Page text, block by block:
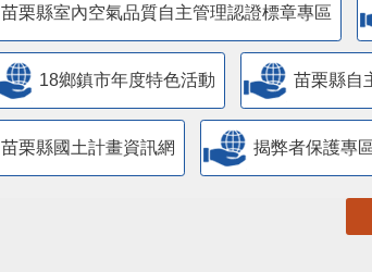
苗栗縣室內空氣品質自主管理認證標章專區
18鄉鎮市年度特色活動 苗栗縣自
苗栗縣國土計畫資訊網 揭弊者保護專